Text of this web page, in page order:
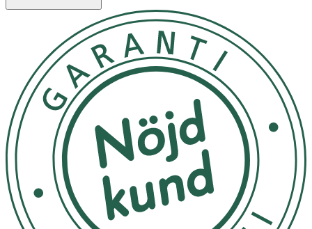
vatten. För djupare rengöring, applicera på torr hud som
en mask, låt verka i 3–5 minuter och skölj därefter
noggrant. Undvik ögonområdet.
Endast för utvärtes bruk. Undvik kontakt med ögonen.
Om någon biverkning uppstår, sluta använda produkten.
Rådfråga din läkare om tillståndet kvarstår
OK för gravida och ammande:
Ja
Ingredienser:
Aqua/Water/Eau, Stearic Acid, Kaolin, Lauric Acid, Myristic
Acid, Potassium Hydroxide, Butylene Glycol, Glycerin,
Coco‑Betaine, 1,2‑Hexanediol, Titanium Dioxide (CI